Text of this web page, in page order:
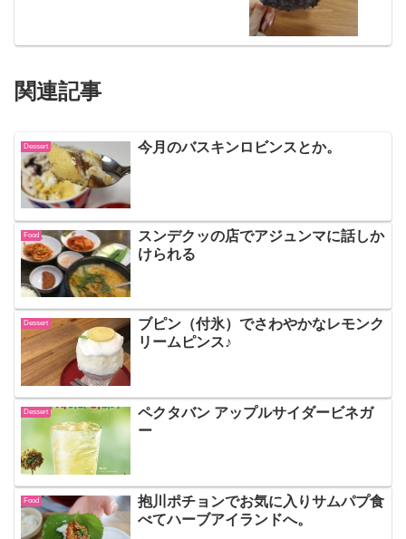
関連記事
Dessert 今月のバスキンロビンスとか。
Food
スンデクッの店でアジュンマに話しか
けられる
Dessert
ブピン（付氷）でさわやかなレモンク
リームピンス♪
Dessert
ペクタバン アップルサイダービネガ
ー
Food
抱川ポチョンでお気に入りサムパプ食
べてハーブアイランドへ。